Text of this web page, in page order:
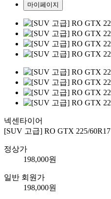
마이페이지
넥센타이어
[SUV 고급] RO GTX 225/60R17
정상가
198,000원
일반 회원가
198,000원